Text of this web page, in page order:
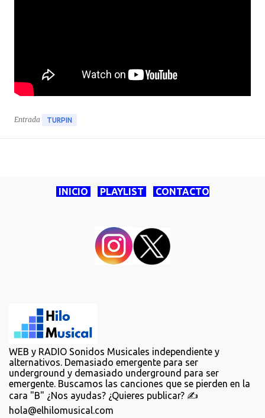
Entrada TURPIN
INICIO PLAYLIST CONTACTO
WEB y RADIO Sonidos Musicales independiente y
alternativos. Demasiado emergente para ser
underground y demasiado underground para ser
emergente. Buscamos las canciones que se pierden en la
cara "B" ¿Nos ayudas? ¿Quieres publicar? ✍️
hola@elhilomusical.com